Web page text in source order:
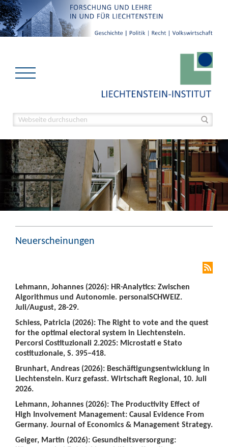
Neuerscheinungen
Lehmann, Johannes (2026): HR-Analytics: Zwischen
Algorithmus und Autonomie. personalSCHWEIZ.
Juli/August, 28-29.
Schiess, Patricia (2026): The Right to vote and the quest
for the optimal electoral system in Liechtenstein.
Percorsi Costituzionali 2.2025: Microstati e Stato
costituzionale, S. 395–418.
Brunhart, Andreas (2026): Beschäftigungsentwicklung in
Liechtenstein. Kurz gefasst. Wirtschaft Regional, 10. Juli
2026.
Lehmann, Johannes (2026): The Productivity Effect of
High Involvement Management: Causal Evidence From
Germany. Journal of Economics & Management Strategy.
Geiger, Martin (2026): Gesundheitsversorgung: